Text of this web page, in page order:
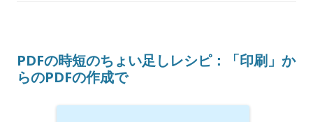
PDFの時短のちょい足しレシピ：「印刷」か
らのPDFの作成で